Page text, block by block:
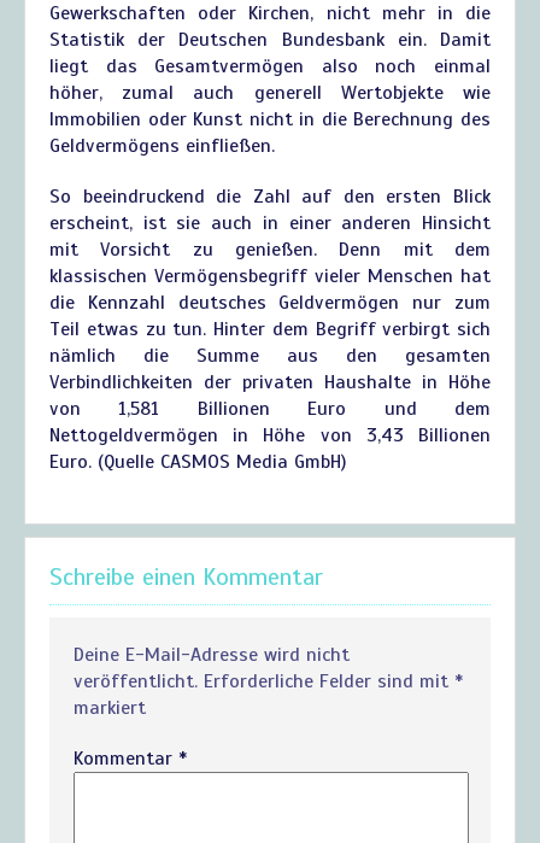
Gewerkschaften oder Kirchen, nicht mehr in die
Statistik der Deutschen Bundesbank ein. Damit
liegt das Gesamtvermögen also noch einmal
höher, zumal auch generell Wertobjekte wie
Immobilien oder Kunst nicht in die Berechnung des
Geldvermögens einfließen.
So beeindruckend die Zahl auf den ersten Blick
erscheint, ist sie auch in einer anderen Hinsicht
mit Vorsicht zu genießen. Denn mit dem
klassischen Vermögensbegriff vieler Menschen hat
die Kennzahl deutsches Geldvermögen nur zum
Teil etwas zu tun. Hinter dem Begriff verbirgt sich
nämlich die Summe aus den gesamten
Verbindlichkeiten der privaten Haushalte in Höhe
von 1,581 Billionen Euro und dem
Nettogeldvermögen in Höhe von 3,43 Billionen
Euro. (Quelle CASMOS Media GmbH)
Schreibe einen Kommentar
Deine E-Mail-Adresse wird nicht
veröffentlicht. Erforderliche Felder sind mit *
markiert
Kommentar *